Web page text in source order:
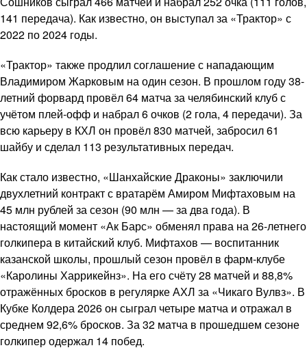
141 передача). Как известно, он выступал за «Трактор» с
2022 по 2024 годы.
«Трактор» также продлил соглашение с нападающим
Владимиром Жарковым на один сезон. В прошлом году 38-
летний форвард провёл 64 матча за челябинский клуб с
учётом плей-офф и набрал 6 очков (2 гола, 4 передачи). За
всю карьеру в КХЛ он провёл 830 матчей, забросил 61
шайбу и сделал 113 результативных передач.
Как стало известно, «Шанхайские Драконы» заключили
двухлетний контракт с вратарём Амиром Мифтаховым на
45 млн рублей за сезон (90 млн — за два года). В
настоящий момент «Ак Барс» обменял права на 26-летнего
голкипера в китайский клуб. Мифтахов — воспитанник
казанской школы, прошлый сезон провёл в фарм-клубе
«Каролины Харрикейнз». На его счёту 28 матчей и 88,8%
отражённых бросков в регулярке АХЛ за «Чикаго Вулвз». В
Кубке Колдера 2026 он сыграл четыре матча и отражал в
среднем 92,6% бросков. За 32 матча в прошедшем сезоне
голкипер одержал 14 побед.